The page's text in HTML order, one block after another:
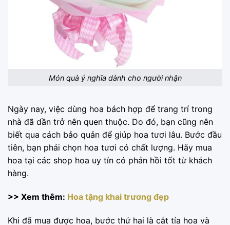
Món quà ý nghĩa dành cho người nhận
Ngày nay, việc dùng hoa bách hợp để trang trí trong
nhà đã dần trở nên quen thuộc. Do đó, bạn cũng nên
biết qua cách bảo quản để giúp hoa tươi lâu. Bước đầu
tiên, bạn phải chọn hoa tươi có chất lượng. Hãy mua
hoa tại các shop hoa uy tín có phản hồi tốt từ khách
hàng.
>> Xem thêm: Hoa tặng khai trương đẹp
Khi đã mua được hoa, bước thứ hai là cắt tỉa hoa và